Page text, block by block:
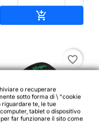


favorite_border
o recuperare
sotto forma di \ "cookie
te, le tue
tablet o dispositivo
far funzionare il sito come